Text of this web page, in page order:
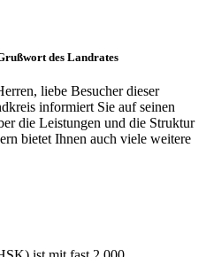
des Landrates
liebe Besucher dieser
informiert Sie auf seinen
die Leistungen und die Struktur
bietet Ihnen auch viele weitere